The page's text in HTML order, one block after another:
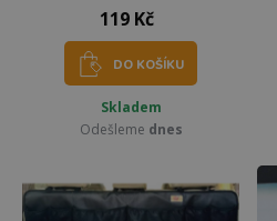
119 Kč
DO KOŠÍKU
Skladem
Odešleme dnes